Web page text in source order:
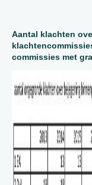
Aantal klachten
commissies met